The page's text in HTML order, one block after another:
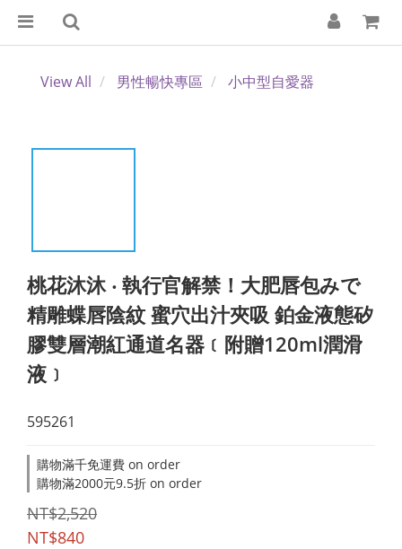
View All 男性暢快專區 小中型自愛器
桃花沐沐 ‧ 執行官解禁！大肥唇包みで
精雕蝶唇陰紋 蜜穴出汁夾吸 鉑金液態矽
膠雙層潮紅通道名器﹝附贈120ml潤滑
液﹞
595261
購物滿千免運費 on order
購物滿2000元9.5折 on order
NT$2,520
NT$840